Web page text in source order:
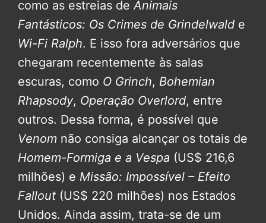
como as estreias deAnimais
Fantásticos: Os Crimes de Grindelwald e
Wi-Fi Ralph. E isso fora adversários que
chegaram recentemente às salas
escuras, como O Grinch, Bohemian
Rhapsody, Operação Overlord, entre
outros. Dessa forma, é possível que
Venom não consiga alcançar os totais de
Homem-Formiga e a Vespa (US$ 216,6
milhões) e Missão: Impossível – Efeito
Fallout (US$ 220 milhões) nos Estados
Unidos. Ainda assim, trata-se de um